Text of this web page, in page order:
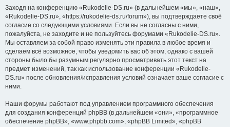
Заходя на конференцию «Rukodelie-DS.ru» (в дальнейшем «мы», «наш»,
«Rukodelie-DS.ru», «https://rukodelie-ds.ru/forum»), вы подтверждаете своё
согласие со следующими условиями. Если вы не согласны с ними,
пожалуйста, не заходите и не пользуйтесь форумами «Rukodelie-DS.ru».
Мы оставляем за собой право изменять эти правила в любое время и
сделаем всё возможное, чтобы уведомить вас об этом, однако с вашей
стороны было бы разумным регулярно просматривать этот текст на
предмет изменений, так как использование конференции «Rukodelie-
DS.ru» после обновления/исправления условий означает ваше согласие с
ними.
Наши форумы работают под управлением программного обеспечения
для создания конференций phpBB (в дальнейшем «они», «программное
обеспечение phpBB», «www.phpbb.com», «phpBB Limited», «phpBB